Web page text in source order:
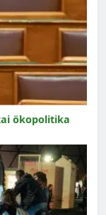
ökopolitika